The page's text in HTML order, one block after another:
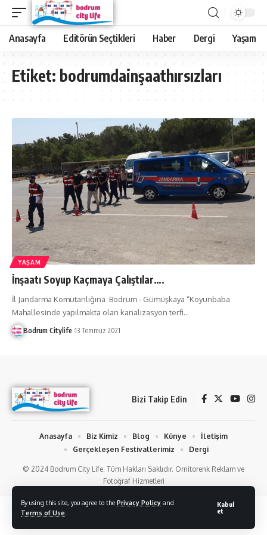
By using this site, you agree to the Privacy Policy and
Terms of Use
Kabul
et
Anasayfa Editörün Seçtikleri Haber Dergi Yaşam
Etiket:bodrumdainşaathırsızları
YAŞAM
İnşaatı Soyup Kaçmaya Çalıştılar….
İl Jandarma Komutanlığına Bodrum - Gümüşkaya “Koyunbaba
Mahallesinde yapılmakta olan kanalizasyon terfi…
Bodrum Citylife 13 Temmuz 2021
Bizi Takip Edin
© 2024 Bodrum City Life. Tüm Hakları Saklıdır. Ornitorenk Reklam ve
Fotoğraf Hizmetleri
Anasayfa Biz Kimiz Blog Künye
İletişim
Gerçekleşen Festivallerimiz
Dergi